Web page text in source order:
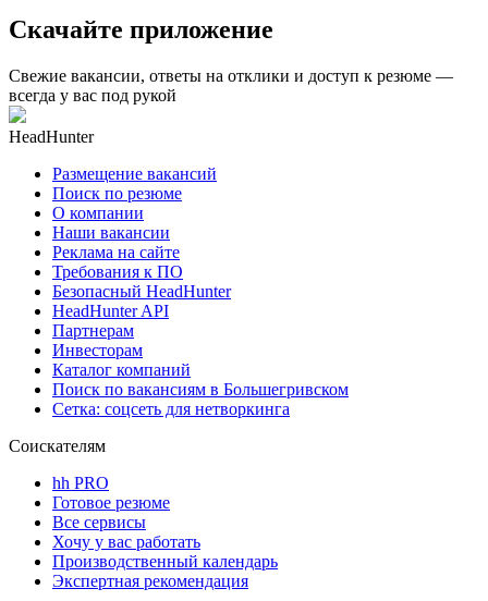
Скачайте приложение
Свежие вакансии, ответы на отклики и доступ к резюме —
всегда у вас под рукой
HeadHunter
Размещение вакансий
Поиск по резюме
О компании
Наши вакансии
Реклама на сайте
Требования к ПО
Безопасный HeadHunter
HeadHunter API
Партнерам
Инвесторам
Каталог компаний
Поиск по вакансиям в Большегривском
Сетка: соцсеть для нетворкинга
Соискателям
hh PRO
Готовое резюме
Все сервисы
Хочу у вас работать
Производственный календарь
Экспертная рекомендация